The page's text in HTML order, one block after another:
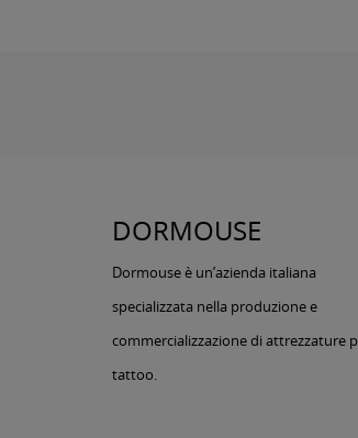
DORMOUSE
Dormouse è un’azienda italiana
specializzata nella produzione e
commercializzazione di attrezzature
tattoo.